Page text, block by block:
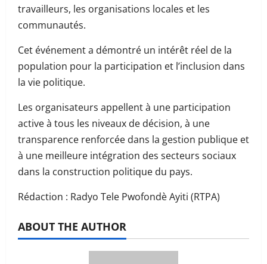
travailleurs, les organisations locales et les
communautés.
Cet événement a démontré un intérêt réel de la
population pour la participation et l’inclusion dans
la vie politique.
Les organisateurs appellent à une participation
active à tous les niveaux de décision, à une
transparence renforcée dans la gestion publique et
à une meilleure intégration des secteurs sociaux
dans la construction politique du pays.
Rédaction : Radyo Tele Pwofondè Ayiti (RTPA)
ABOUT THE AUTHOR